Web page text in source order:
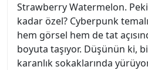
Strawberry Watermelon.
kadar özel? Cyberpunk
hem görsel hem de tat
boyuta taşıyor. Düşünün ki,
karanlık sokaklarında